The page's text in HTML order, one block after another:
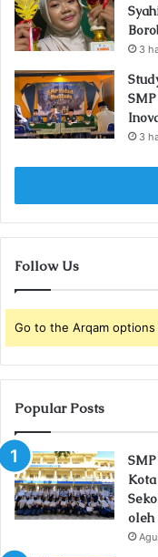
3
3
Follow Us
Go to the Arqam
Popular Posts
oleh